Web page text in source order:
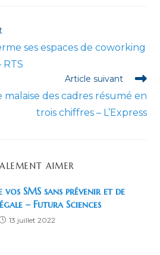
ses espaces de coworking
Article suivant
des cadres résumé en
trois chiffres – L’Express
AIMER
SMS sans prévenir et de
– Futura Sciences
13 juillet 2022